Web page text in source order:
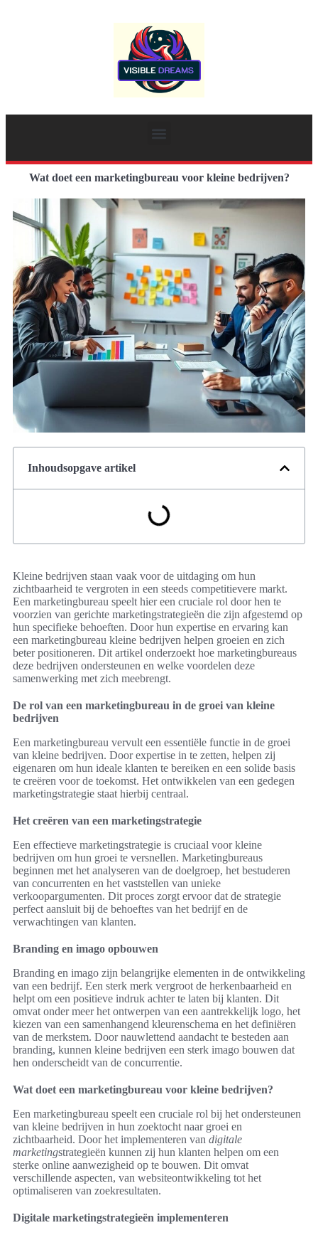
Wat doet een marketingbureau voor kleine bedrijven?
Inhoudsopgave artikel
Kleine bedrijven staan vaak voor de uitdaging om hun
zichtbaarheid te vergroten in een steeds competitievere markt.
Een marketingbureau speelt hier een cruciale rol door hen te
voorzien van gerichte marketingstrategieën die zijn afgestemd op
hun specifieke behoeften. Door hun expertise en ervaring kan
een marketingbureau kleine bedrijven helpen groeien en zich
beter positioneren. Dit artikel onderzoekt hoe marketingbureaus
deze bedrijven ondersteunen en welke voordelen deze
samenwerking met zich meebrengt.
De rol van een marketingbureau in de groei van kleine
bedrijven
Een marketingbureau vervult een essentiële functie in de groei
van kleine bedrijven. Door expertise in te zetten, helpen zij
eigenaren om hun ideale klanten te bereiken en een solide basis
te creëren voor de toekomst. Het ontwikkelen van een gedegen
marketingstrategie staat hierbij centraal.
Het creëren van een marketingstrategie
Een effectieve marketingstrategie is cruciaal voor kleine
bedrijven om hun groei te versnellen. Marketingbureaus
beginnen met het analyseren van de doelgroep, het bestuderen
van concurrenten en het vaststellen van unieke
verkoopargumenten. Dit proces zorgt ervoor dat de strategie
perfect aansluit bij de behoeftes van het bedrijf en de
verwachtingen van klanten.
Branding en imago opbouwen
Branding en imago zijn belangrijke elementen in de ontwikkeling
van een bedrijf. Een sterk merk vergroot de herkenbaarheid en
helpt om een positieve indruk achter te laten bij klanten. Dit
omvat onder meer het ontwerpen van een aantrekkelijk logo, het
kiezen van een samenhangend kleurenschema en het definiëren
van de merkstem. Door nauwlettend aandacht te besteden aan
branding, kunnen kleine bedrijven een sterk imago bouwen dat
hen onderscheidt van de concurrentie.
Wat doet een marketingbureau voor kleine bedrijven?
Een marketingbureau speelt een cruciale rol bij het ondersteunen
van kleine bedrijven in hun zoektocht naar groei en
zichtbaarheid. Door het implementeren van digitale
marketingstrategieën kunnen zij hun klanten helpen om een
sterke online aanwezigheid op te bouwen. Dit omvat
verschillende aspecten, van websiteontwikkeling tot het
optimaliseren van zoekresultaten.
Digitale marketingstrategieën implementeren